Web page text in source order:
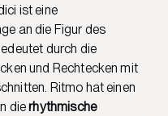
ist eine
an die Figur des
durch die
und Rechtecken mit
Ritmo hat einen
dierhythmische